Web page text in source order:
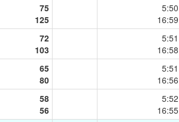
75
125
5:50
16:59
72
103
5:51
16:58
65
80
5:51
16:56
58
56
5:52
16:55